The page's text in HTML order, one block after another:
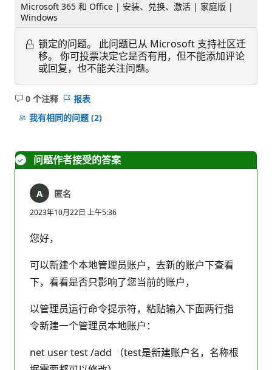
Microsoft 365 和 Office | 安装、兑换、激活 | 家庭版 |
Windows
锁定的问题。
此问题已从 Microsoft 支持社区迁
移。 你可投票决定它是否有用，但不能添加评论
或回复，也不能关注问题。
0 个注释
无
注
报表
我有相同的问题 (2)
问题作者接受的答案
匿名
2023年10月22日 上午5:36
您好，
可以新建个本地管理员账户，去新的账户下查看
下，看看是否只影响了您当前的账户，
以管理员运行命令提示符，粘贴输入下面两行指
令新建一个管理员本地账户：
net user test /add （test是新建账户名，名称根